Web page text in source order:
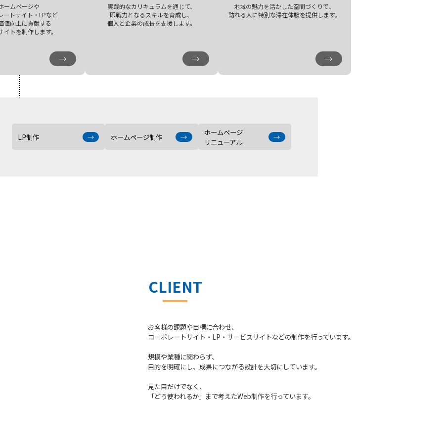
ームページや
ートサイト・LPなど
値向上に貢献する
イトを制作します。
→
実践的なカリキュラムを通じて、
即戦力となるスキルを育成し、
個人と企業の成長を支援します。
→
地域の魅力を活かした空間づくりで、
訪れる人に特別な滞在体験を提供します。
→
LP制作 → ホームページ制作 →
ホームページ
リニューアル
→
CLIENT
お客様の課題や目標に合わせ、
コーポレートサイト・LP・サービスサイトなどの制作を行っています。
規模や業種に関わらず、
目的を明確にし、 成果につながる設計を大切にしています。
見た目だけでなく、
「どう使われるか」 まで考えたWeb制作を行っています。